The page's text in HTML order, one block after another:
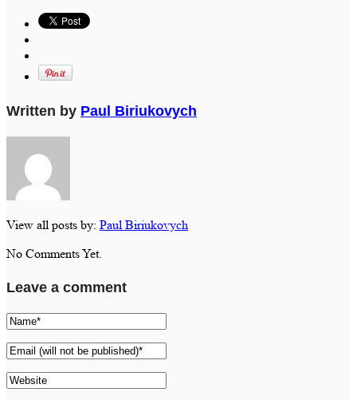
Written by Paul Biriukovych
View all posts by: Paul Biriukovych
No Comments Yet.
Leave a comment